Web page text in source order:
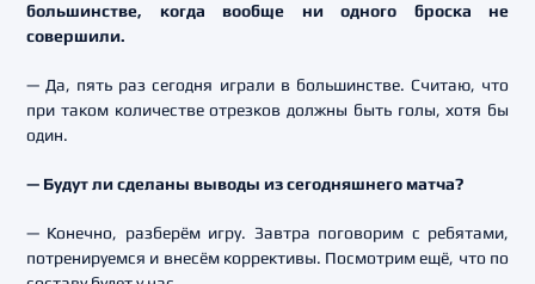
большинстве, когда вообще ни одного броска не
совершили.
— Да, пять раз сегодня играли в большинстве. Считаю, что
при таком количестве отрезков должны быть голы, хотя бы
один.
— Будут ли сделаны выводы из сегодняшнего матча?
— Конечно, разберём игру. Завтра поговорим с ребятами,
потренируемся и внесём коррективы. Посмотрим ещё, что по